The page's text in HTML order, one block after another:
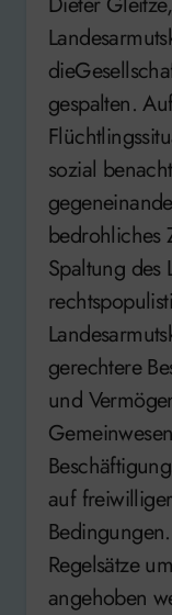
gespalten.
sozial
bedrohliches
Spaltung des
gerechtere
und
auf
Regelsätze
angehoben